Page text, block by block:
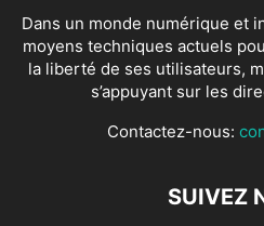
Dans un monde numérique et
moyens techniques actuels
la liberté de ses utilisateurs,
s’appuyant sur les
Contactez-nous:
SUIVEZ